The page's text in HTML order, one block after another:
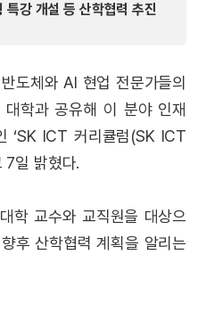
특강 개설 등 산학협력 추진
도체와 AI 현업 전문가들의
학과 공유해 이 분야 인재
‘SK ICT 커리큘럼(SK ICT
일 밝혔다.
학 교수와 교직원을 대상으
후 산학협력 계획을 알리는